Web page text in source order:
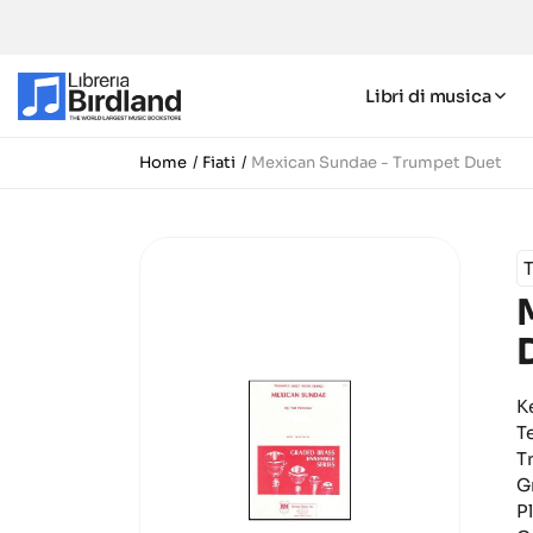
Libri di musica
Home Fiati Mexican Sundae - Trumpet Duet